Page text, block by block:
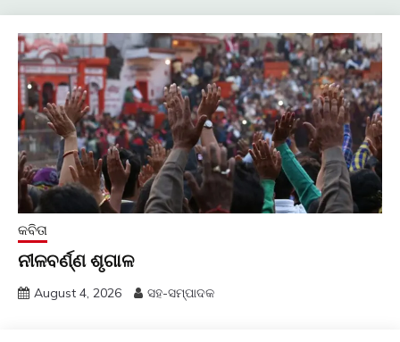
କବିତା
ନୀଳବର୍ଣ୍ଣ ଶୃଗାଳ
August 4, 2026 ସହ-ସମ୍ପାଦକ